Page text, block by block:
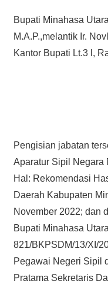
Bupati Minahasa
M.A.P.,melantik Ir.
Kantor Bupati Lt.3 l,
Pengisian jabatan
Aparatur Sipil Negara
Hal: Rekomendasi
Daerah Kabupaten
November 2022; dan
Bupati Minahasa
821/BKPSDM/13/XI/
Pegawai Negeri Sipil
Pratama Sekretaris